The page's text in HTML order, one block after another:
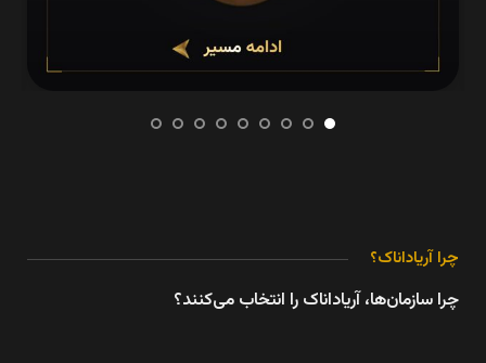
چرا آریاداناک؟
چرا سازمان‌ها، آریاداناک را انتخاب می‌کنند؟